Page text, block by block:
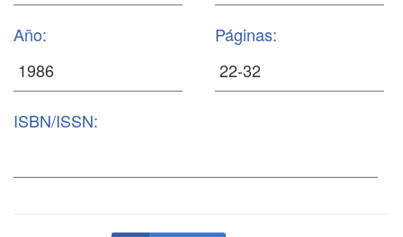
Año: Páginas:
ISBN/ISSN: